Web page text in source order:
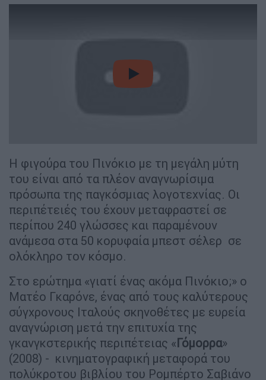
video
Η φιγούρα του Πινόκιο με τη μεγάλη μύτη
του είναι από τα πλέον αναγνωρίσιμα
πρόσωπα της παγκόσμιας λογοτεχνίας. Οι
περιπέτειές του έχουν μεταφραστεί σε
περίπου 240 γλώσσες και παραμένουν
ανάμεσα στα 50 κορυφαία μπεστ σέλερ σε
ολόκληρο τον κόσμο.
Στο ερώτημα «γιατί ένας ακόμα Πινόκιο;» ο
Ματέο Γκαρόνε, ένας από τους καλύτερους
σύγχρονους Ιταλούς σκηνοθέτες με ευρεία
αναγνώριση μετά την επιτυχία της
γκανγκστερικής περιπέτειας «Γόμορρα»
(2008) - κινηματογραφική μεταφορά του
πολύκροτου βιβλίου του Ρομπέρτο Σαβιάνο